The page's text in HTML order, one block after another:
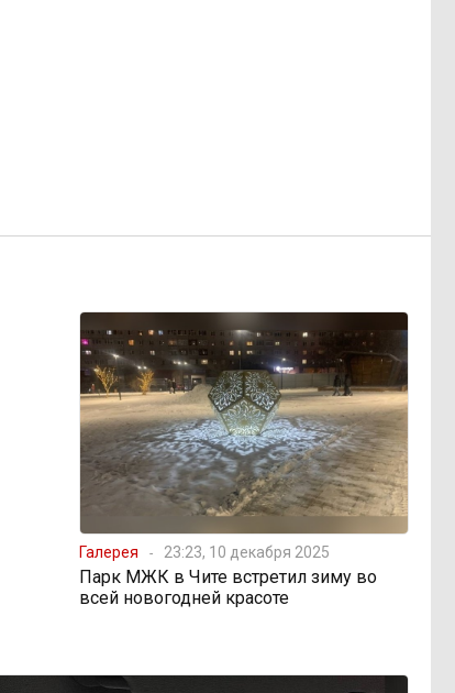
Галерея 23:23, 10 декабря 2025
Парк МЖК в Чите встретил зиму во
всей новогодней красоте